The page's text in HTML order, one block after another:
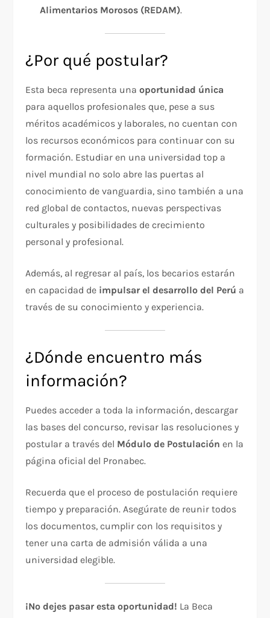
Alimentarios Morosos (REDAM).
¿Por qué postular?
Esta beca representa unaoportunidad única
para aquellos profesionales que, pese a sus
méritos académicos y laborales, no cuentan con
los recursos económicos para continuar con su
formación. Estudiar en una universidad top a
nivel mundial no solo abre las puertas al
conocimiento de vanguardia, sino también a una
red global de contactos, nuevas perspectivas
culturales y posibilidades de crecimiento
personal y profesional.
Además, al regresar al país, los becarios estarán
en capacidad de impulsar el desarrollo del Perú a
través de su conocimiento y experiencia.
¿Dónde encuentro más
información?
Puedes acceder a toda la información, descargar
las bases del concurso, revisar las resoluciones y
postular a través del Módulo de Postulación en la
página oficial del Pronabec.
Recuerda que el proceso de postulación requiere
tiempo y preparación. Asegúrate de reunir todos
los documentos, cumplir con los requisitos y
tener una carta de admisión válida a una
universidad elegible.
¡No dejes pasar esta oportunidad! La Beca